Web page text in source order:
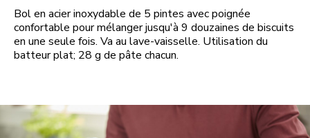
Bol en acier inoxydable de 5 pintes avec poignée
confortable pour mélanger jusqu'à 9 douzaines de biscuits
en une seule fois. Va au lave-vaisselle. Utilisation du
batteur plat; 28 g de pâte chacun.